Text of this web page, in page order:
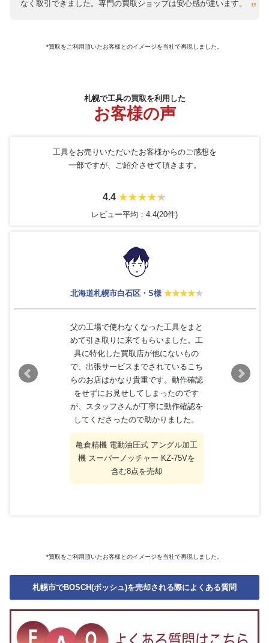
なく取引できました。専門の買取ショップは安心感が違います。
*買取をご利用頂いたお客様とのイメージを当社で再現しました。
札幌で工具の買取を利用した
お客様の声
工具をお売りいただいたお客様からのご感想を
一部ですが、ご紹介させて頂きます。
4.4
レビュー平均：4.4(20件)
北海道札幌市白石区・S様
父の工場で使わなくなった工具をまと
めて引き取りに来てもらいました。工
具に特化した買取店が他にないもの
で、出張サービスまでされているこち
らのお店はかなり貴重です。動作確認
をせずにお見せしてしまったのです
が、スタッフさんが丁寧に動作確認を
してくださったので助かりました。
亀倉精機 電動油圧式 アングル加工
機 スーパーノッチャー KZ-75Vを
含む8点を売却
*買取をご利用頂いたお客様とのイメージを当社で再現しました。
札幌市でBOSCH(ボッシュ)を売却される際によくある質問